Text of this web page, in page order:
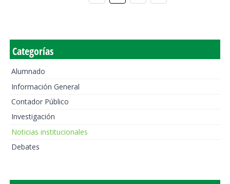
Categorías
Alumnado
Información General
Contador Público
Investigación
Noticias institucionales
Debates